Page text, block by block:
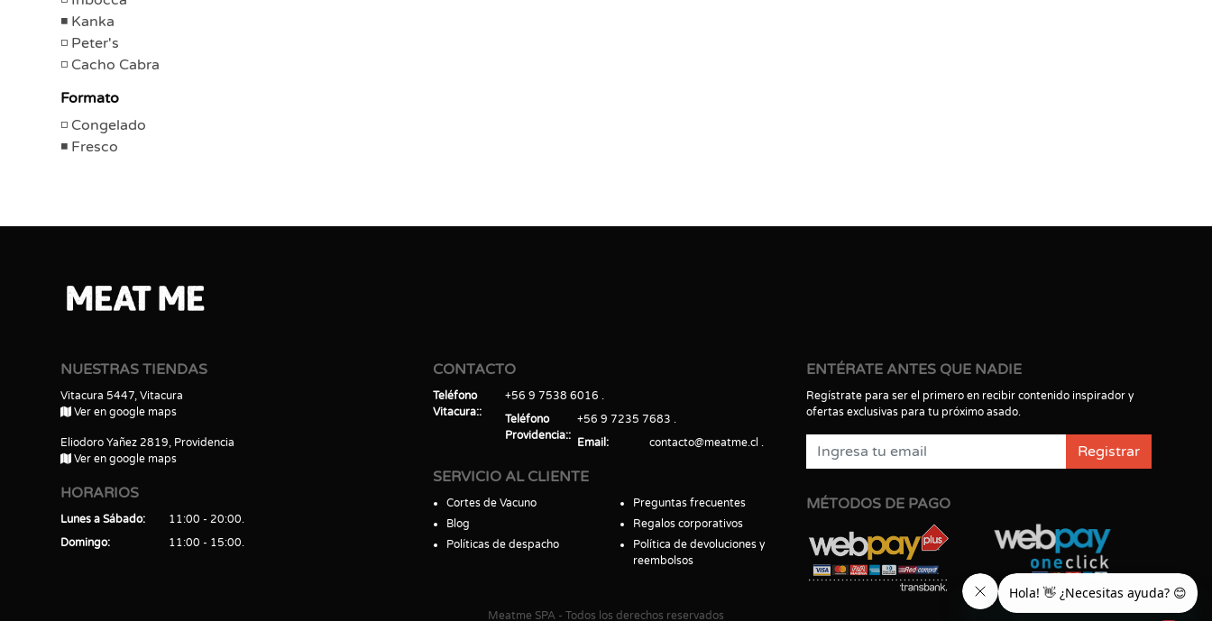
Kanka
Peter's
Cacho Cabra
Formato
Congelado
Fresco
NUESTRAS TIENDAS
Vitacura 5447, Vitacura
Ver en google maps
Eliodoro Yañez 2819, Providencia
Ver en google maps
HORARIOS
Lunes a Sábado
11:00 - 20:00
Domingo
11:00 - 15:00
CONTACTO
Teléfono
Vitacura:
+56 9 7538 6016
Teléfono
Providencia:
+56 9 7235 7683
Email
contacto@meatme.cl
SERVICIO AL CLIENTE
Cortes de Vacuno
Blog
Políticas de despacho
Preguntas frecuentes
Regalos corporativos
Política de devoluciones y
reembolsos
ENTÉRATE ANTES QUE NADIE
Regístrate para ser el primero en recibir contenido inspirador y
ofertas exclusivas para tu próximo asado.
Registrar
MÉTODOS DE PAGO
Meatme SPA - Todos los derechos reservados